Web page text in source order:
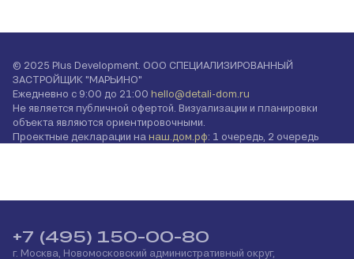
© 2025 Plus Development. ООО СПЕЦИАЛИЗИРОВАННЫЙ
ЗАСТРОЙЩИК "МАРЬИНО"
Ежедневно с 9:00 до 21:00 hello@detali-dom.ru
Не является публичной офертой. Визуализации и планировки
объекта являются ориентировочными.
Проектные декларации на наш.дом.рф: 1 очередь, 2 очередь
+7 (495) 150-00-80
г. Москва, Новомосковский административный округ,